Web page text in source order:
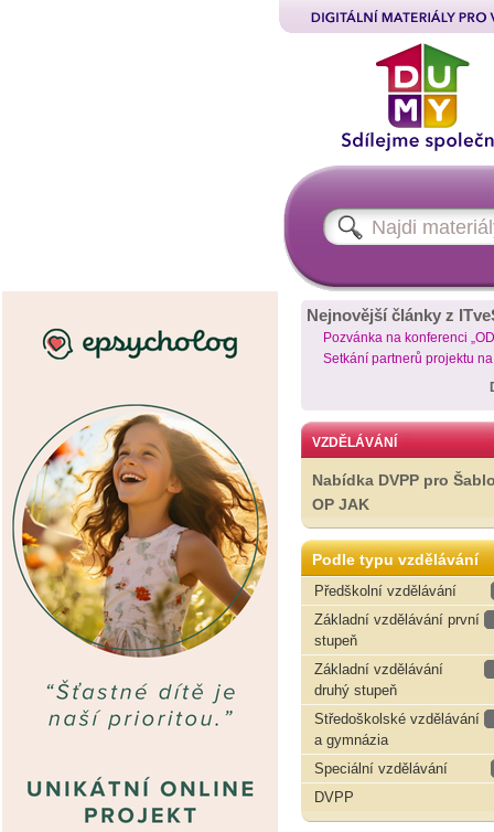
Nejnovější články z
Pozvánka na konferenci
Setkání partnerů projektu
VZDĚLÁVÁNÍ
Nabídka DVPP pro
OP JAK
Podle typu vzdělávání
Předškolní vzdělávání
Základní vzdělávání první
stupeň
Základní vzdělávání
druhý stupeň
Středoškolské vzdělávání
a gymnázia
Speciální vzdělávání
DVPP